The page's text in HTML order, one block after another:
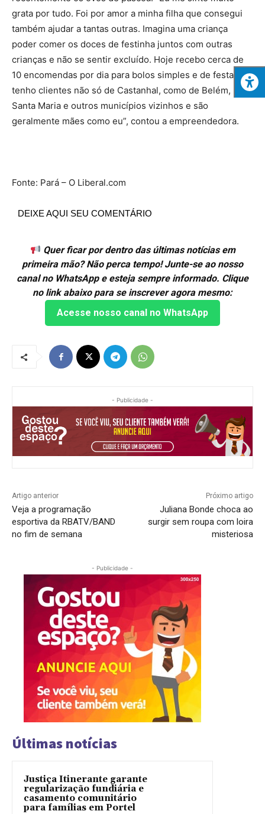
grata por tudo. Foi por amor a minha filha que consegui
também ajudar a tantas outras. Imagina uma criança
poder comer os doces de festinha juntos com outras
crianças e não se sentir excluído. Hoje recebo cerca de
10 encomendas por dia para bolos simples e de festas e
tenho clientes não só de Castanhal, como de Belém,
Santa Maria e outros municípios vizinhos e são
geralmente mães como eu”, contou a empreendedora.
Fonte: Pará – O Liberal.com
DEIXE AQUI SEU COMENTÁRIO
Quer ficar por dentro das últimas notícias em
primeira mão? Não perca tempo! Junte-se ao nosso
canal no WhatsApp e esteja sempre informado. Clique
no link abaixo para se inscrever agora mesmo:
Acesse nosso canal no WhatsApp
- Publicidade -
Artigo anterior
Veja a programação
esportiva da RBATV/BAND
no fim de semana
Próximo artigo
Juliana Bonde choca ao
surgir sem roupa com loira
misteriosa
- Publicidade -
Últimas notícias
Justiça Itinerante garante
regularização fundiária e
casamento comunitário
para famílias em Portel